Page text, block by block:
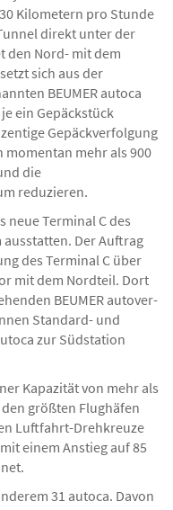
BEUMER autover
Kilometern pro Stunde
direkt unter der
Nord- mit dem
sich aus der
BEUMER autoca
ein Gepäckstück
Gepäckverfolgung
mehr als 900
die
reduzieren.
neue Terminal C des
Der Auftrag
des Terminal C über
mit dem Nordteil. Dort
BEUMER autover-
Standard- und
zur Südstation
Kapazität von mehr als
größten Flughäfen
Luftfahrt-Drehkreuze
einem Anstieg auf 85